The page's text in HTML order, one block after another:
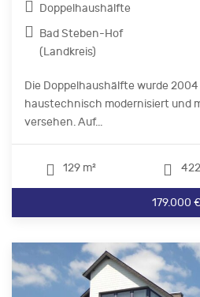
Doppelhaushälfte
Bad Steben-Hof
(Landkreis)
Die Doppelhaushälfte wurde
haustechnisch modernisiert und
versehen. Auf...
129 m²
179.000